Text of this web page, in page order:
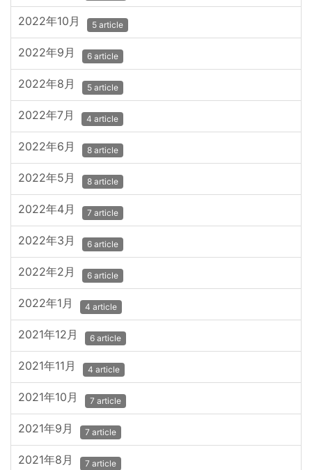
2022年10月 5 article
2022年9月 6 article
2022年8月 5 article
2022年7月 4 article
2022年6月 8 article
2022年5月 8 article
2022年4月 7 article
2022年3月 6 article
2022年2月 6 article
2022年1月 4 article
2021年12月 6 article
2021年11月 4 article
2021年10月 7 article
2021年9月 7 article
2021年8月 7 article